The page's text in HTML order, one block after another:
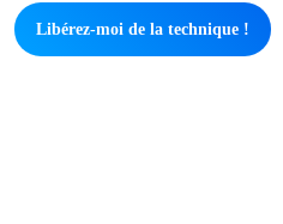
Libérez-moi de la technique !